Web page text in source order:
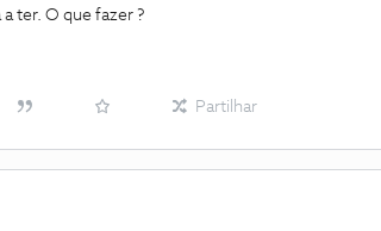
ter. O que fazer ?
Partilhar